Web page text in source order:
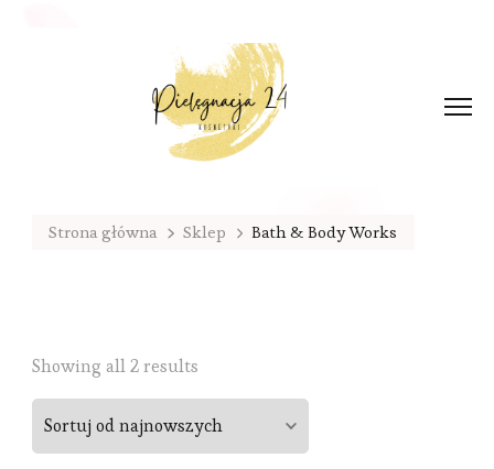
Strona główna Sklep Bath & Body Works
Showing all 2 results
by
latest